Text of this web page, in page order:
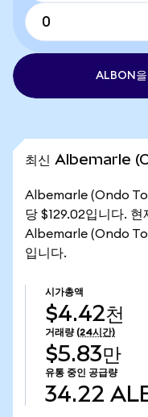
ALBON
최신 Albemarle
Albemarle (Ondo
당 $129.02입니다.
Albemarle (Ondo
입니다.
시가총액
$4.42천
거래량 (24시간)
$5.83만
유통 중인 공급량
34.22